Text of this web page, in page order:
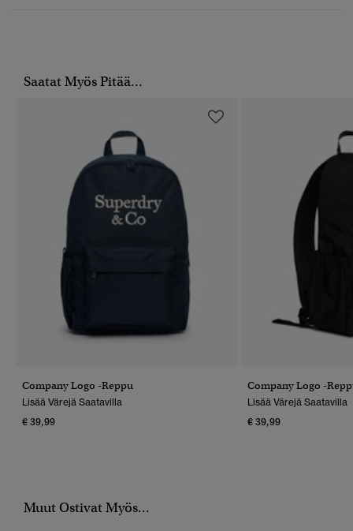
Saatat Myös Pitää...
Company Logo -reppu
Lisää Värejä Saatavilla
€ 39,99
Company Logo -
Lisää Värejä Saatavilla
€ 39,99
Muut Ostivat Myös...